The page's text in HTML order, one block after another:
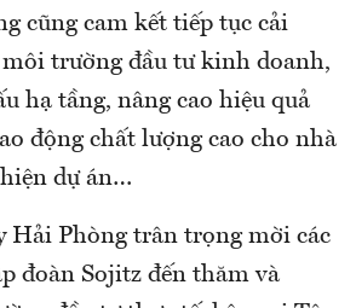
cũng cam kết tiếp tục cải
trường đầu tư kinh doanh,
hạ tầng, nâng cao hiệu quả
động chất lượng cao cho nhà
dự án…
Hải Phòng trân trọng mời các
đoàn Sojitz đến thăm và